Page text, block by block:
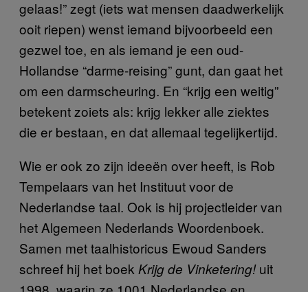
gelaas!” zegt (iets wat mensen daadwerkelijk
ooit riepen) wenst iemand bijvoorbeeld een
gezwel toe, en als iemand je een oud-
Hollandse “darme-reising” gunt, dan gaat het
om een darmscheuring. En “krijg een weitig”
betekent zoiets als: krijg lekker alle ziektes
die er bestaan, en dat allemaal tegelijkertijd.
Wie er ook zo zijn ideeën over heeft, is Rob
Tempelaars van het Instituut voor de
Nederlandse taal. Ook is hij projectleider van
het Algemeen Nederlands Woordenboek.
Samen met taalhistoricus Ewoud Sanders
schreef hij het boek Krijg de Vinketering!uit